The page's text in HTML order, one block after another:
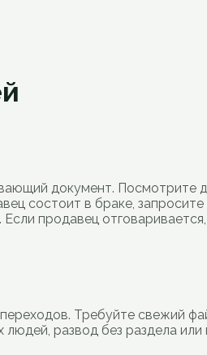
документ. Посмотрите
состоит в браке,
продавец
Требуйте свежий
развод без раздела